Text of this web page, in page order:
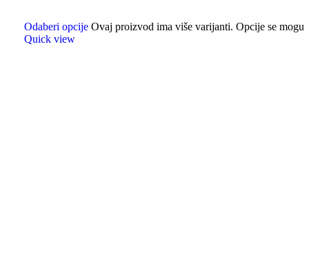
Odaberi opcije Ovaj proizvod ima više varijanti. Opcije se mogu
Quick view